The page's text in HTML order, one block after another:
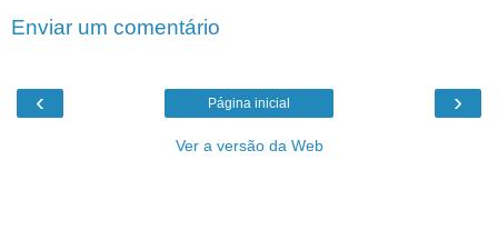
Enviar um comentário
‹ ›
Página inicial
Ver a versão da Web